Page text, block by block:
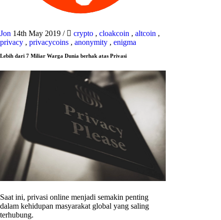
Jon 14th May 2019 / crypto , cloakcoin , altcoin ,
privacy , privacycoins , anonymity , enigma
Lebih dari 7 Miliar Warga Dunia berhak atas Privasi
Saat ini, privasi online menjadi semakin penting
dalam kehidupan masyarakat global yang saling
terhubung.